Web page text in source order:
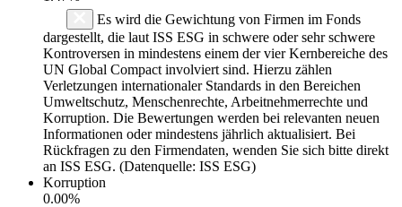
Es wird die Gewichtung von Firmen im Fonds
dargestellt, die laut ISS ESG in schwere oder sehr schwere
Kontroversen in mindestens einem der vier Kernbereiche des
UN Global Compact involviert sind. Hierzu zählen
Verletzungen internationaler Standards in den Bereichen
Umweltschutz, Menschenrechte, Arbeitnehmerrechte und
Korruption. Die Bewertungen werden bei relevanten neuen
Informationen oder mindestens jährlich aktualisiert. Bei
Rückfragen zu den Firmendaten, wenden Sie sich bitte direkt
an ISS ESG. (Datenquelle: ISS ESG)
Korruption
0.00%